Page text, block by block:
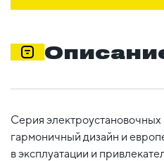
Серия электроустановочных
гармоничный дизайн и
в эксплуатации и